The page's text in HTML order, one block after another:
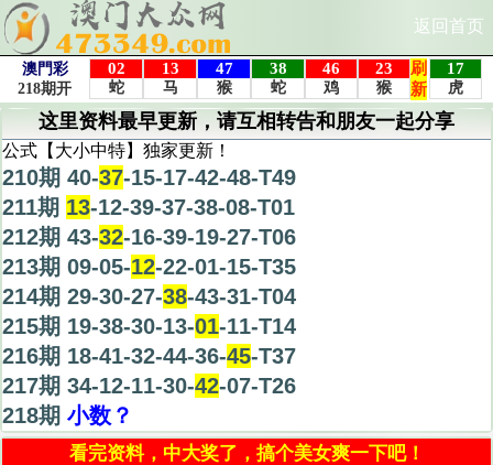
返回首页
这里资料最早更新，请互相转告和朋友一起分享
公式【大小中特】独家更新！
210期 40-37-15-17-42-48-T49
211期 13-12-39-37-38-08-T01
212期 43-32-16-39-19-27-T06
213期 09-05-12-22-01-15-T35
214期 29-30-27-38-43-31-T04
215期 19-38-30-13-01-11-T14
216期 18-41-32-44-36-45-T37
217期 34-12-11-30-42-07-T26
218期 小数？
看完资料，中大奖了，搞个美女爽一下吧！